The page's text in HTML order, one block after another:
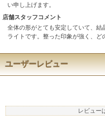
い申し上げます。
店舗スタッフコメント
全体の形がとても安定していて、結
ライトです。整った印象が強く、ど
ユーザーレビュー
レビュー